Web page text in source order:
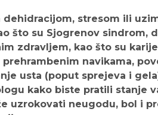
stresom ili
što su Sjogrenov sindrom,
zdravljem, kao što su
navikama,
usta (poput sprejeva i
kako biste pratili stanje
uzrokovati neugodu, bol i